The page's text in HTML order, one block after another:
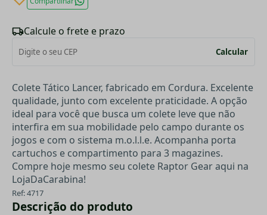
Calcule o frete e prazo
Calcular
Colete Tático Lancer, fabricado em Cordura. Excelente
qualidade, junto com excelente praticidade. A opção
ideal para você que busca um colete leve que não
interfira em sua mobilidade pelo campo durante os
jogos e com o sistema m.o.l.l.e. Acompanha porta
cartuchos e compartimento para 3 magazines.
Compre hoje mesmo seu colete Raptor Gear aqui na
LojaDaCarabina!
Ref: 4717
Descrição do produto